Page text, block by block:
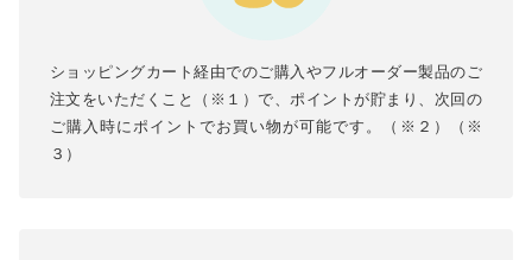
ショッピングカート経由でのご購入やフルオーダー製品のご
注文をいただくこと（※１）で、ポイントが貯まり、次回の
ご購入時にポイントでお買い物が可能です。（※２）（※
３）